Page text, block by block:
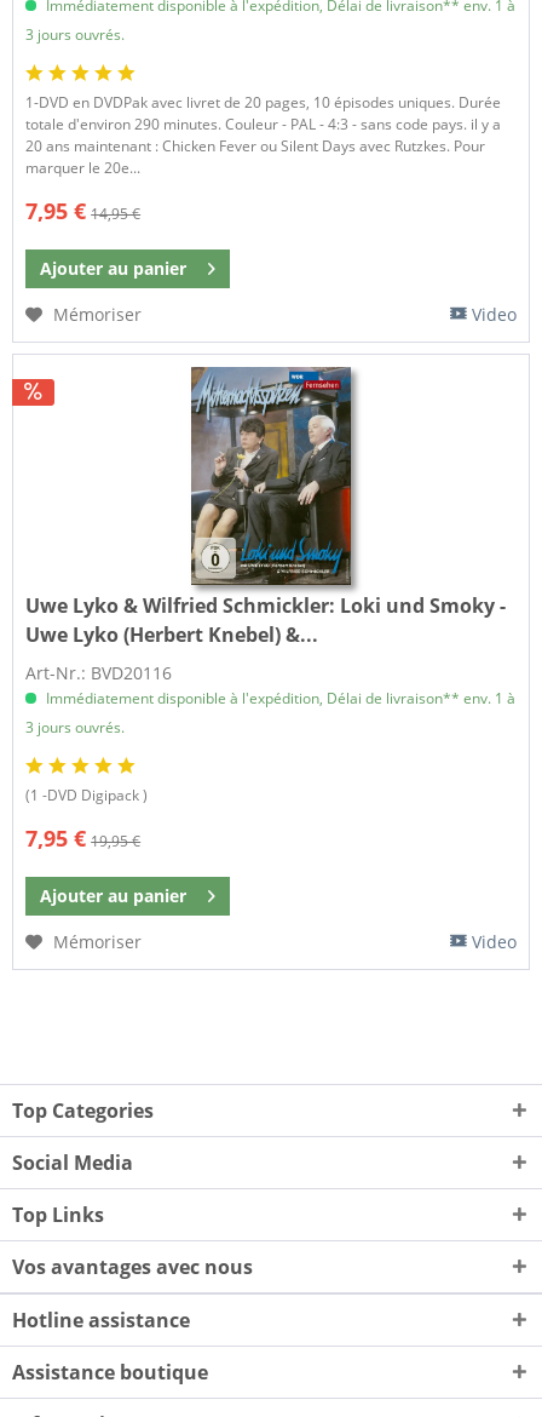
Immédiatement disponible à l'expédition, Délai de livraison** env. 1 à
3 jours ouvrés.
1-DVD en DVDPak avec livret de 20 pages, 10 épisodes uniques. Durée
totale d'environ 290 minutes. Couleur - PAL - 4:3 - sans code pays. il y a
20 ans maintenant : Chicken Fever ou Silent Days avec Rutzkes. Pour
marquer le 20e...
7,95 € 14,95 €
Ajouter au panier
Mémoriser
Video
Uwe Lyko & Wilfried Schmickler: Loki und Smoky -
Uwe Lyko (Herbert Knebel) &...
Art-Nr.: BVD20116
Immédiatement disponible à l'expédition, Délai de livraison** env. 1 à
3 jours ouvrés.
(1 -DVD Digipack )
7,95 € 19,95 €
Ajouter au panier
Mémoriser
Video
Top Categories
Social Media
Top Links
Vos avantages avec nous
Hotline assistance
Assistance boutique